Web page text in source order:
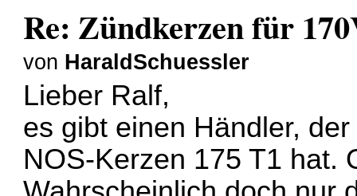
Re: Zündkerzen für
von HaraldSchuessler
Lieber Ralf,
es gibt einen Händler,
NOS-Kerzen 175 T1 hat.